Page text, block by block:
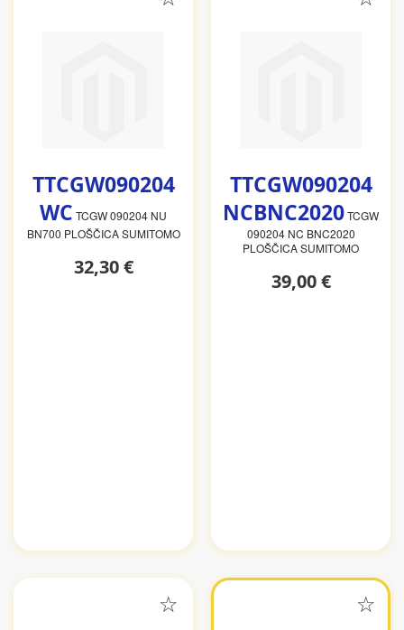
TTCGW090204
WC TCGW 090204 NU
BN700 PLOŠČICA SUMITOMO
32,30 €
TTCGW090204
NCBNC2020TCGW
090204 NC BNC2020
PLOŠČICA SUMITOMO
39,00 €